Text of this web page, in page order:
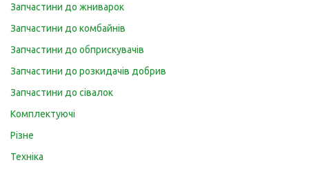
Запчастини до жниварок
Запчастини до комбайнів
Запчастини до обприскувачів
Запчастини до розкидачів добрив
Запчастини до сівалок
Комплектуючі
Різне
Техніка